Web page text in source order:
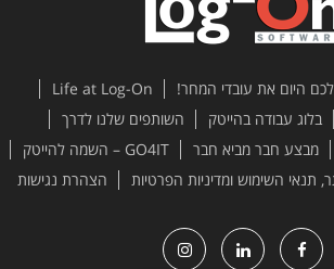
היום את עובדי המחר!
Life at Log-On
בלוג עבודה בהייטק
השותפים שלנו לדרך
מבצע חבר מביא חבר
GO4IT – השמה להייטק
תנאי השימוש ומדיניות הפרטיות הצהרת נגישות